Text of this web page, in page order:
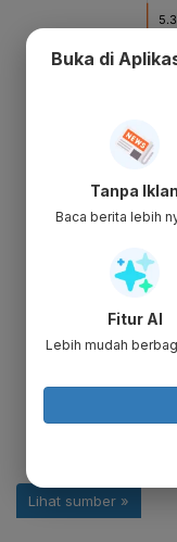
Buka di
Tanpa Iklan
Baca berita lebih
Fitur AI
Lebih mudah